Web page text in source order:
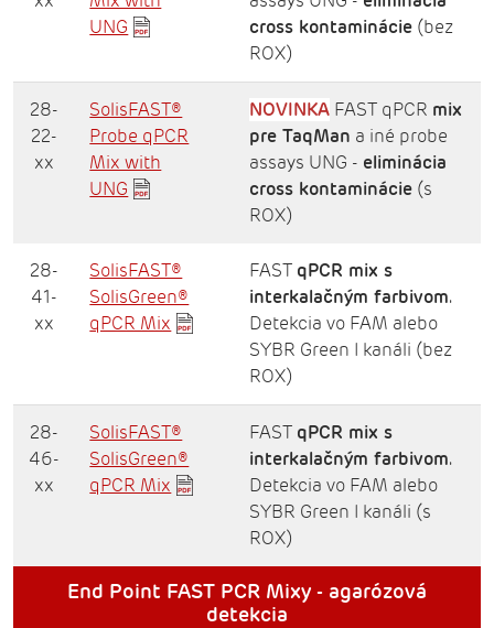
UNG
cross kontaminácie (bez
ROX)
28-
22-
xx
SolisFAST®
Probe qPCR
Mix with
UNG
NOVINKA FAST qPCR mix
pre TaqMan a iné probe
assays UNG - eliminácia
cross kontaminácie (s
ROX)
28-
41-
xx
SolisFAST®
SolisGreen®
qPCR Mix
FAST qPCR mix s
interkalačným farbivom.
Detekcia vo FAM alebo
SYBR Green I kanáli (bez
ROX)
28-
46-
xx
SolisFAST®
SolisGreen®
qPCR Mix
FAST qPCR mix s
interkalačným farbivom.
Detekcia vo FAM alebo
SYBR Green I kanáli (s
ROX)
End Point FAST PCR Mixy - agarózová
detekcia